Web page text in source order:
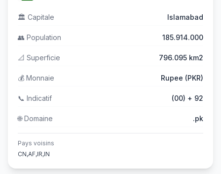
🏛️ Capitale Islamabad
👥 Population 185.914.000
📐 Superficie 796.095 km2
💰 Monnaie Rupee (PKR)
📞 Indicatif (00) + 92
🌐Domaine .pk
Pays voisins
CN,AF,IR,IN